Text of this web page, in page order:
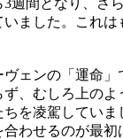
週間となり、さ
ました。これは
ェンの「運命」
、むしろ上の
を凌駕していま
わせるのが最初